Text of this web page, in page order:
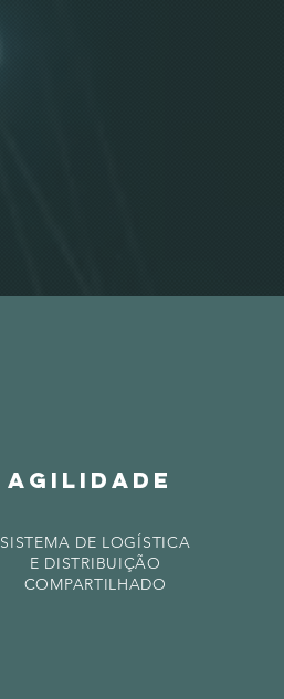
agilidade
SISTEMA DE LOGÍSTICA
E DISTRIBUIÇÃO
COMPARTILHADO